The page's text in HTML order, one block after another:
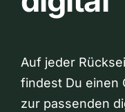
Auf jeder
findest Du einen
zur passenden